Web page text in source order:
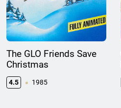
The GLO Friends Save
Christmas
4.5 1985